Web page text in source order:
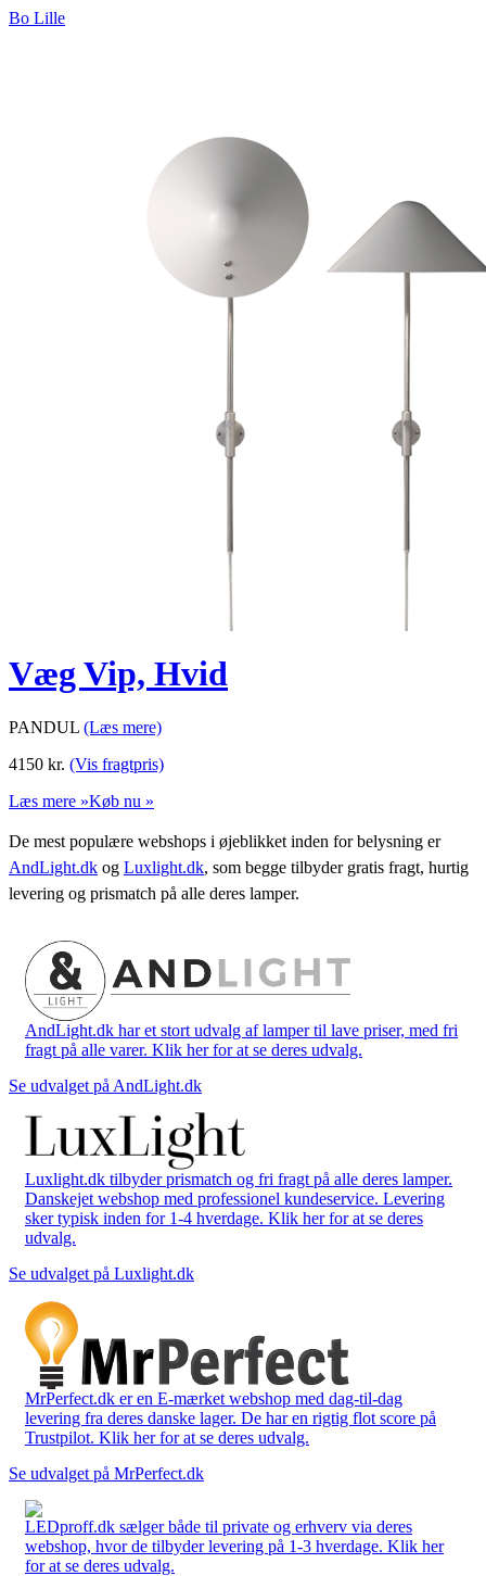
Bo Lille
Væg Vip, Hvid
PANDUL (Læs mere)
4150 kr. (Vis fragtpris)
Læs mere »Køb nu »
De mest populære webshops i øjeblikket inden for belysning er
AndLight.dk og Luxlight.dk, som begge tilbyder gratis fragt, hurtig
levering og prismatch på alle deres lamper.
AndLight.dk har et stort udvalg af lamper til lave priser, med fri
fragt på alle varer. Klik her for at se deres udvalg.
Se udvalget på AndLight.dk
Luxlight.dk tilbyder prismatch og fri fragt på alle deres lamper.
Danskejet webshop med professionel kundeservice. Levering
sker typisk inden for 1-4 hverdage. Klik her for at se deres
udvalg.
Se udvalget på Luxlight.dk
MrPerfect.dk er en E-mærket webshop med dag-til-dag
levering fra deres danske lager. De har en rigtig flot score på
Trustpilot. Klik her for at se deres udvalg.
Se udvalget på MrPerfect.dk
LEDproff.dk sælger både til private og erhverv via deres
webshop, hvor de tilbyder levering på 1-3 hverdage. Klik her
for at se deres udvalg.